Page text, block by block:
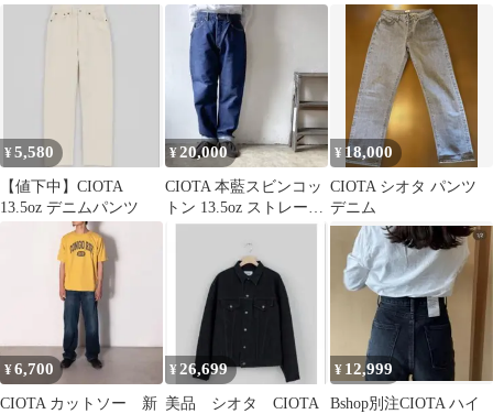
ンツ メンズ 30 インデ
ボ 20-IAC-CI-02
112M size5
¥5,580
【値下中】CIOTA
13.5oz デニムパンツ
¥20,000
CIOTA 本藍スビンコッ
トン 13.5oz ストレート
デニム 32未使用
¥ 18,000
CIOTA シオタ パンツ
デニム
¥6,700
CIOTA カットソー 新
¥26,699
美品 シオタ CIOTA
¥ 12,999
Bshop別注CIOTA ハイ